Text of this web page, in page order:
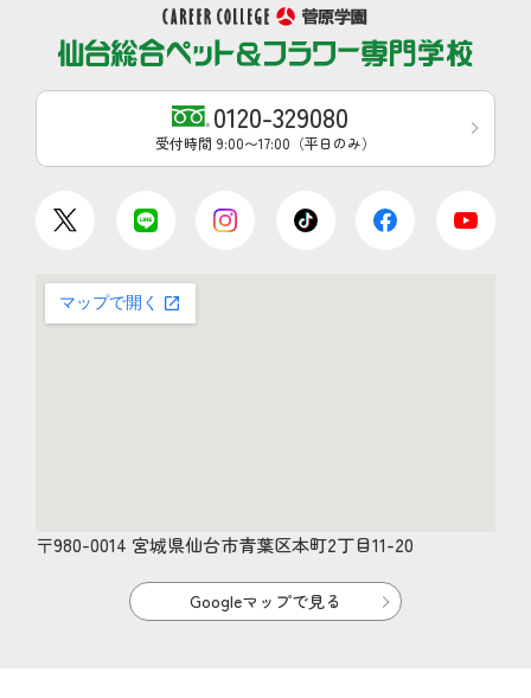
0120-329080
受付時間 9:00〜17:00（平日のみ）
〒980-0014 宮城県仙台市青葉区本町2丁目11-20
Googleマップで見る